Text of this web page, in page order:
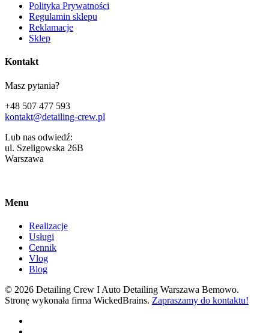
Polityka Prywatności
Regulamin sklepu
Reklamacje
Sklep
Kontakt
Masz pytania?
+48 507 477 593
kontakt@detailing-crew.pl
Lub nas odwiedź:
ul. Szeligowska 26B
Warszawa
Menu
Realizacje
Usługi
Cennik
Vlog
Blog
© 2026 Detailing Crew I Auto Detailing Warszawa Bemowo.
Stronę wykonała firma WickedBrains. Zapraszamy do kontaktu!